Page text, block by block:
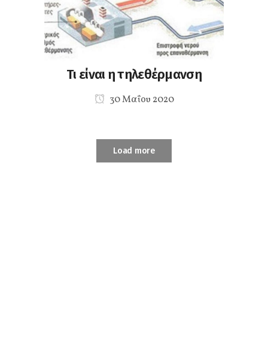
Τι είναι η τηλεθέρμανση
30 Μαΐου 2020
Load more